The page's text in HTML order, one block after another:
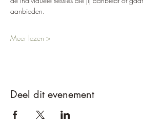
aanbieden.
Meer lezen >
Deel dit evenement